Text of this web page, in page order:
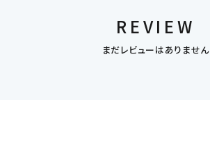
REVIEW
まだレビューはありません